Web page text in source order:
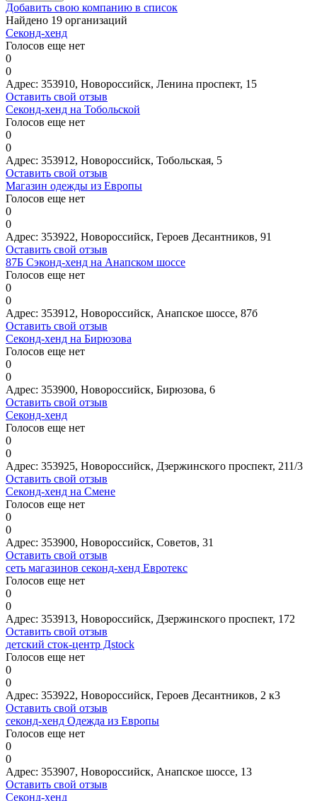
Добавить свою компанию в список
Найдено 19 организаций
Секонд-хенд
Голосов еще нет
0
0
Адрес: 353910, Новороссийск, Ленина проспект, 15
Оставить свой отзыв
Секонд-хенд на Тобольской
Голосов еще нет
0
0
Адрес: 353912, Новороссийск, Тобольская, 5
Оставить свой отзыв
Магазин одежды из Европы
Голосов еще нет
0
0
Адрес: 353922, Новороссийск, Героев Десантников, 91
Оставить свой отзыв
87Б Сэконд-хенд на Анапском шоссе
Голосов еще нет
0
0
Адрес: 353912, Новороссийск, Анапское шоссе, 87б
Оставить свой отзыв
Секонд-хенд на Бирюзова
Голосов еще нет
0
0
Адрес: 353900, Новороссийск, Бирюзова, 6
Оставить свой отзыв
Секонд-хенд
Голосов еще нет
0
0
Адрес: 353925, Новороссийск, Дзержинского проспект, 211/3
Оставить свой отзыв
Секонд-хенд на Смене
Голосов еще нет
0
0
Адрес: 353900, Новороссийск, Советов, 31
Оставить свой отзыв
сеть магазинов секонд-хенд Евротекс
Голосов еще нет
0
0
Адрес: 353913, Новороссийск, Дзержинского проспект, 172
Оставить свой отзыв
детский сток-центр Дstock
Голосов еще нет
0
0
Адрес: 353922, Новороссийск, Героев Десантников, 2 к3
Оставить свой отзыв
секонд-хенд Одежда из Европы
Голосов еще нет
0
0
Адрес: 353907, Новороссийск, Анапское шоссе, 13
Оставить свой отзыв
Секонд-хенд